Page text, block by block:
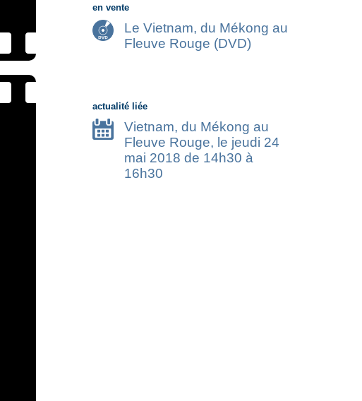
en vente
Le Vietnam, du Mékong au
Fleuve Rouge (DVD)
actualité liée
Vietnam, du Mékong au
Fleuve Rouge, le jeudi 24
mai 2018 de 14h30 à
16h30